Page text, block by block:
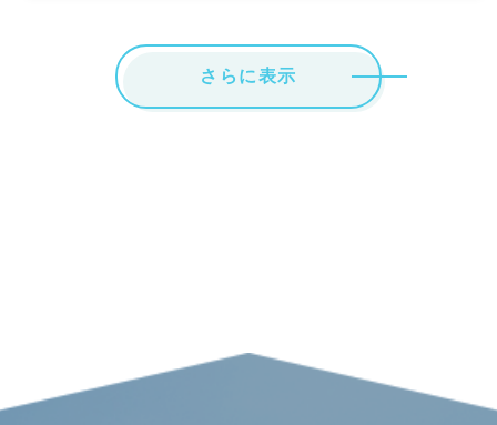
さらに表示